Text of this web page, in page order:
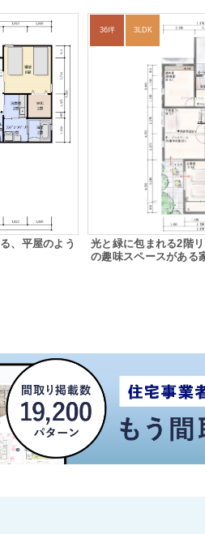
、平屋のよう
36坪 3LDK
光と緑に包まれる2階
の趣味スペースがある